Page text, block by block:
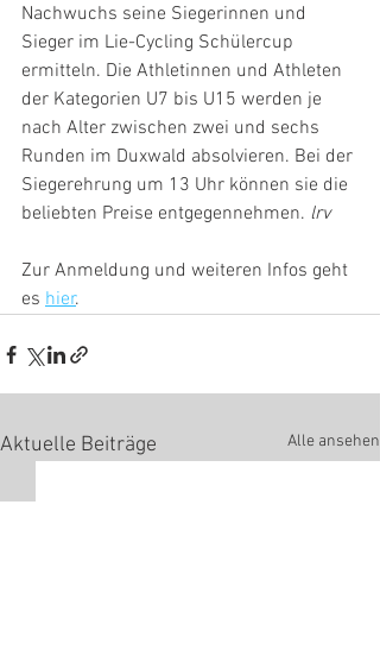
Nachwuchs seine Siegerinnen und
Sieger im Lie-Cycling Schülercup
ermitteln. Die Athletinnen und Athleten
der Kategorien U7 bis U15 werden je
nach Alter zwischen zwei und sechs
Runden im Duxwald absolvieren. Bei der
Siegerehrung um 13 Uhr können sie die
beliebten Preise entgegennehmen. lrv
Zur Anmeldung und weiteren Infos geht
es hier.
Aktuelle Beiträge Alle ansehen